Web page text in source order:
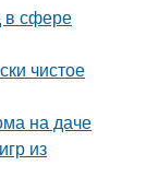
в сфере
чистое
на даче
из